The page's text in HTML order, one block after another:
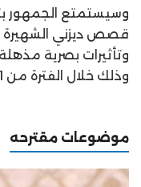
وسيستمتع الجمهور
قصص ديزني الشهيرة
وتأثيرات بصرية
وذلك خلال الفترة من 21 إلى 31 مايو المقبل.
موضوعات مقترحه